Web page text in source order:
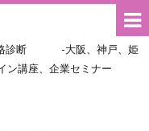
格診断 -大阪、神戸、姫
座、企業セミナー